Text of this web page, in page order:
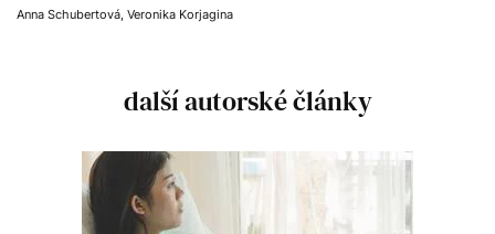
Anna Schubertová, Veronika Korjagina
další autorské články